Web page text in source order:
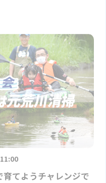
てようチャレンジで